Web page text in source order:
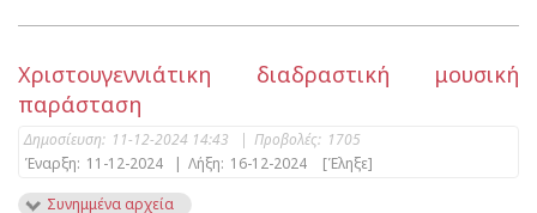
Χριστουγεννιάτικη διαδραστική μουσική
παράσταση
Δημοσίευση: 11-12-2024 14:43 | Προβολές: 1705
Έναρξη: 11-12-2024 | Λήξη: 16-12-2024
[Έληξε]
Συνημμένα αρχεία